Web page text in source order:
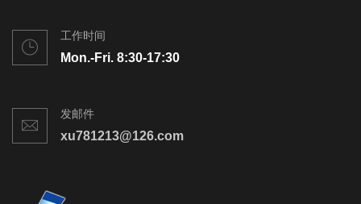
工作时间
Mon.-Fri. 8:30-17:30
发邮件
xu781213@126.com